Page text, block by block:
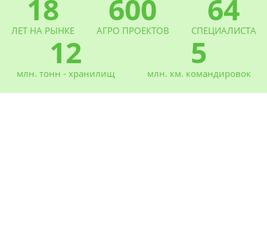
18
ЛЕТ НА РЫНКЕ
600
АГРО ПРОЕКТОВ
64
СПЕЦИАЛИСТА
12
млн. тонн - хранилищ
5
млн. км. командировок